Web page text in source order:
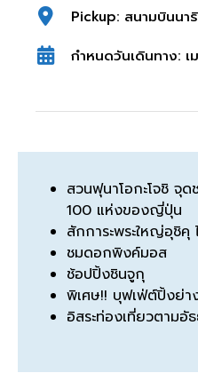
Pickup: สนามบินนา
กำหนดวันเดินทาง: เ
สวนฟุนาโอกะโจชิ จุ
100 แห่งของญี่ปุ่น
สักการะพระใหญ่อุชิคุ
ชมดอกพิงค์มอส
ช้อปปิ้งชินจูกุ
พิเศษ!! บุฟเฟ่ต์ปิ้งย่
อิสระท่องเที่ยวตามอั